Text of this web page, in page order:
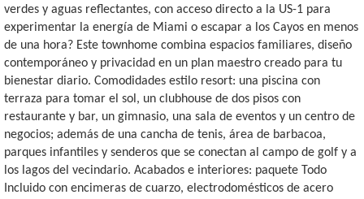
verdes y aguas reflectantes, con acceso directo a la US-1 para
experimentar la energía de Miami o escapar a los Cayos en menos
de una hora? Este townhome combina espacios familiares, diseño
contemporáneo y privacidad en un plan maestro creado para tu
bienestar diario. Comodidades estilo resort: una piscina con
terraza para tomar el sol, un clubhouse de dos pisos con
restaurante y bar, un gimnasio, una sala de eventos y un centro de
negocios; además de una cancha de tenis, área de barbacoa,
parques infantiles y senderos que se conectan al campo de golf y a
los lagos del vecindario. Acabados e interiores: paquete Todo
Incluido con encimeras de cuarzo, electrodomésticos de acero